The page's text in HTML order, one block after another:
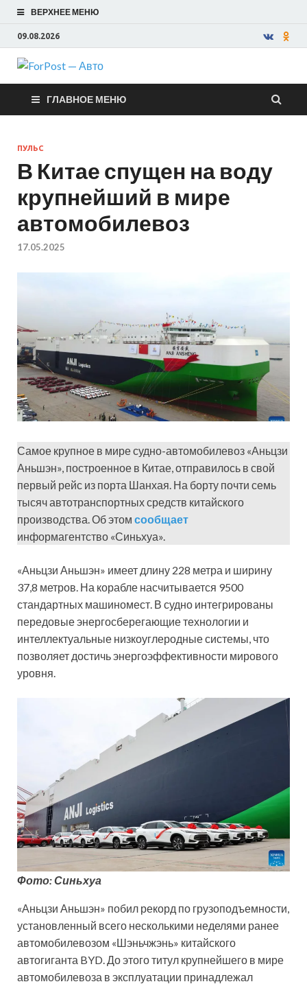
ВЕРХНЕЕ МЕНЮ
09.08.2026
ForPost —
Авто
ГЛАВНОЕ МЕНЮ
ПУЛЬС
В Китае спущен на воду
крупнейший в мире
автомобилевоз
17.05.2025
Самое крупное в мире судно-автомобилевоз «Аньцзи
Аньшэн», построенное в Китае, отправилось в свой
первый рейс из порта Шанхая. На борту почти семь
тысяч автотранспортных средств китайского
производства. Об этом сообщает
информагентство «Синьхуа».
«Аньцзи Аньшэн» имеет длину 228 метра и ширину
37,8 метров. На корабле насчитывается 9500
стандартных машиномест. В судно интегрированы
передовые энергосберегающие технологии и
интеллектуальные низкоуглеродные системы, что
позволяет достичь энергоэффективности мирового
уровня.
Фото: Синьхуа
«Аньцзи Аньшэн» побил рекорд по грузоподъемности,
установленный всего несколькими неделями ранее
автомобилевозом «Шэньчжэнь» китайского
автогиганта BYD. До этого титул крупнейшего в мире
автомобилевоза в эксплуатации принадлежал